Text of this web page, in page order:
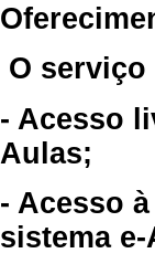
O serviço
- Acesso
Aulas;
- Acesso
sistema